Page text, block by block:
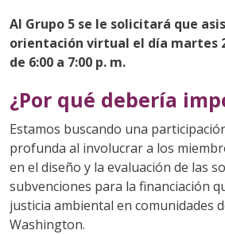
Al Grupo 5 se le solicitará que
orientación virtual el día martes
de 6:00 a 7:00 p. m.
¿Por qué debería
Estamos buscando una
profunda al involucrar a los
en el diseño y la evaluación de las
subvenciones para la financiación
justicia ambiental en comunidades
Washington.